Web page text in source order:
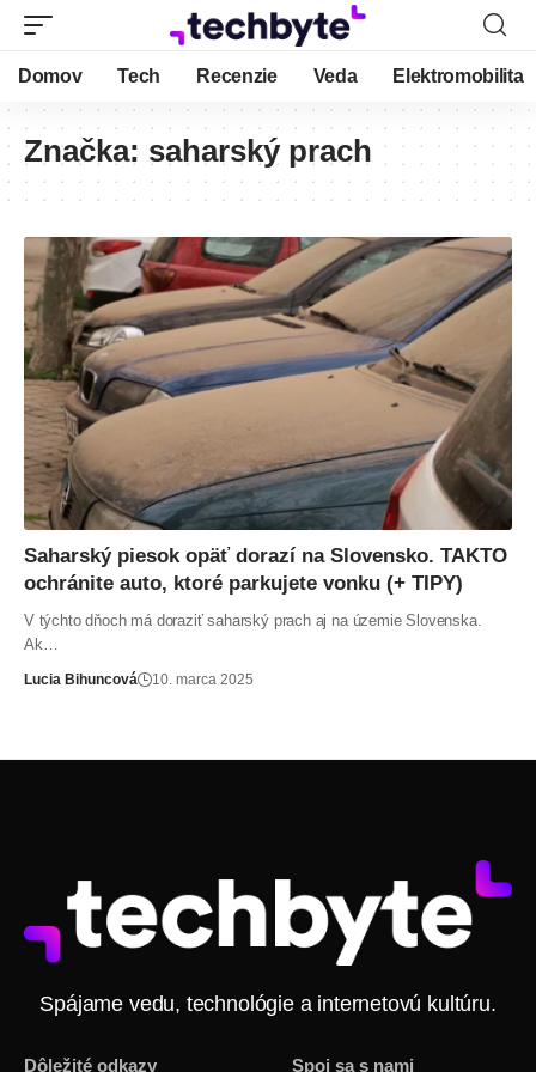
Domov Tech Recenzie Veda Elektromobilita
Značka: saharský prach
Saharský piesok opäť dorazí na Slovensko. TAKTO
ochránite auto, ktoré parkujete vonku (+ TIPY)
V týchto dňoch má doraziť saharský prach aj na územie Slovenska.
Ak…
Lucia Bihuncová 10. marca 2025
Spájame vedu, technológie a internetovú kultúru.
Dôležité odkazy Spoj sa s nami